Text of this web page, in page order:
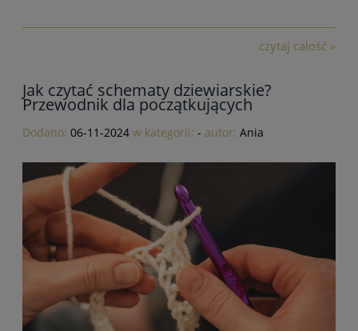
czytaj całość »
Jak czytać schematy dziewiarskie?
Przewodnik dla początkujących
Dodano: 06-11-2024 w kategorii: - autor: Ania